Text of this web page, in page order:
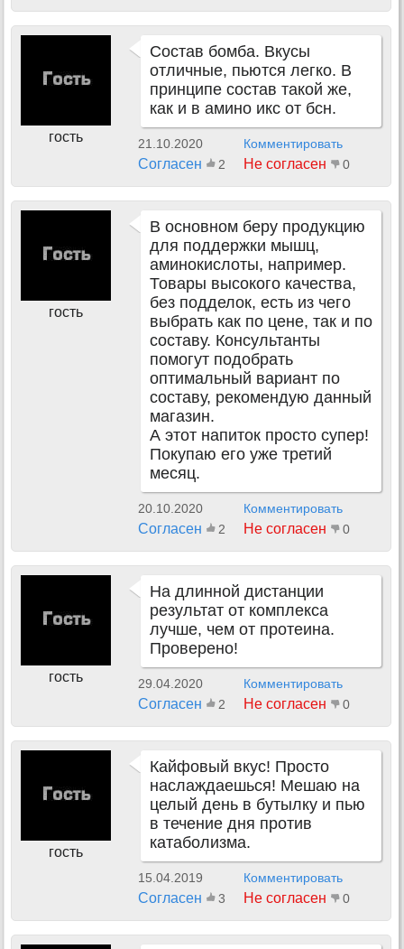
гость
Состав бомба. Вкусы
отличные, пьются легко. В
принципе состав такой же,
как и в амино икс от бсн.
21.10.2020 Комментировать
Согласен 2 Не согласен 0
гость
В основном беру продукцию
для поддержки мышц,
аминокислоты, например.
Товары высокого качества,
без подделок, есть из чего
выбрать как по цене, так и по
составу. Консультанты
помогут подобрать
оптимальный вариант по
составу, рекомендую данный
магазин.
А этот напиток просто супер!
Покупаю его уже третий
месяц.
20.10.2020 Комментировать
Согласен 2 Не согласен 0
гость
На длинной дистанции
результат от комплекса
лучше, чем от протеина.
Проверено!
29.04.2020 Комментировать
Согласен 2 Не согласен 0
гость
Кайфовый вкус! Просто
наслаждаешься! Мешаю на
целый день в бутылку и пью
в течение дня против
катаболизма.
15.04.2019 Комментировать
Согласен 3 Не согласен 0